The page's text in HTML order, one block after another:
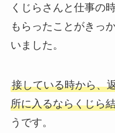
くじらさんと仕事の
もらったことがきっ
いました。
接している時から、
所に入るならくじら
うです。